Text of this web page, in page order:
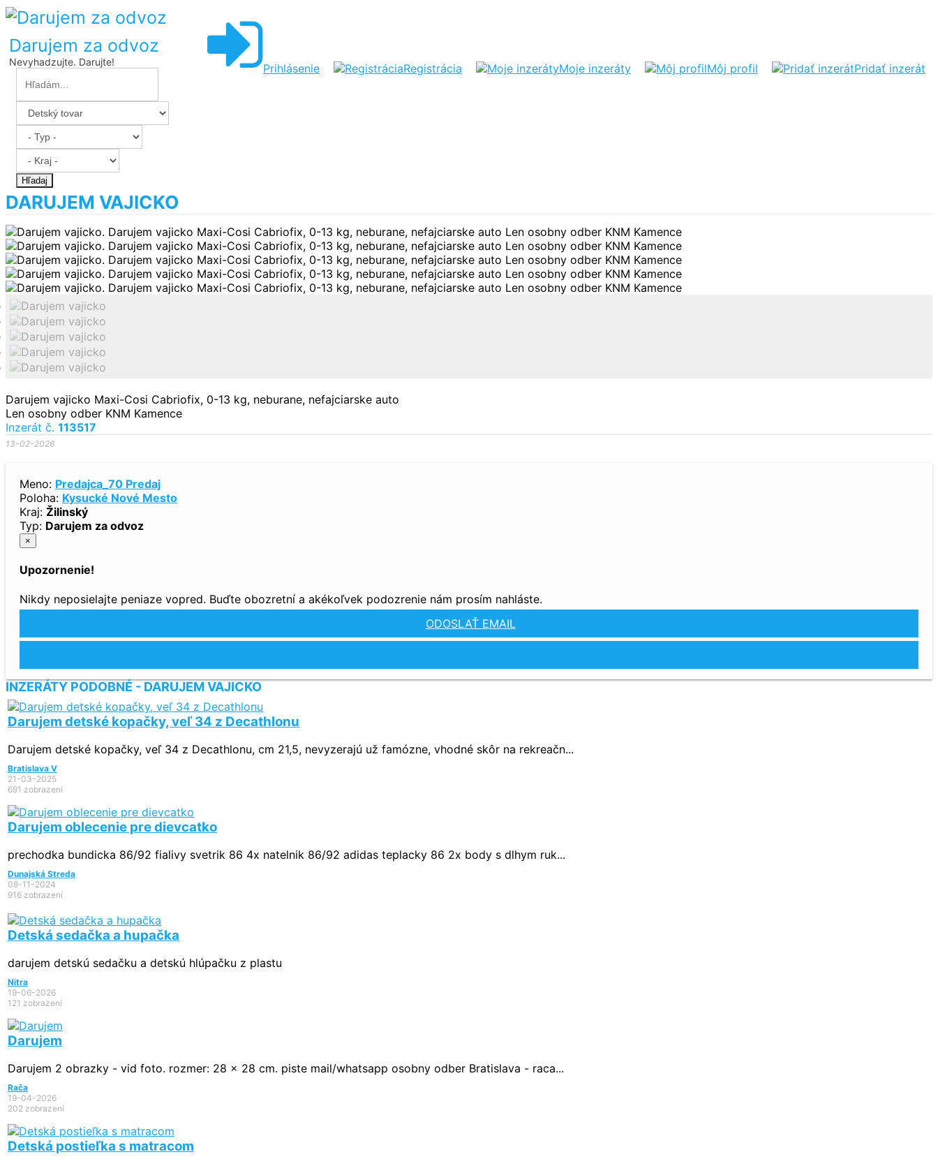
Prihlásenie Registrácia Moje inzeráty Môj profil Pridať inzerát
Darujem za odvoz
Nevyhadzujte. Darujte!
Hľadaj
DARUJEM VAJICKO
Darujem vajicko Maxi-Cosi Cabriofix, 0-13 kg, neburane, nefajciarske auto
Len osobny odber KNM Kamence
Inzerát č. 113517
13-02-2026
Meno: Predajca_70 Predaj
Poloha: Kysucké Nové Mesto
Kraj: Žilinský
Typ: Darujem za odvoz
×
Upozornenie!
Nikdy neposielajte peniaze vopred. Buďte obozretní a akékoľvek podozrenie nám prosím nahláste.
ODOSLAŤ EMAIL
INZERÁTY PODOBNÉ - DARUJEM VAJICKO
Darujem detské kopačky, veľ 34 z Decathlonu
Darujem detské kopačky, veľ 34 z Decathlonu, cm 21,5, nevyzerajú už famózne, vhodné skôr na rekreačn...
Bratislava V
21-03-2025
691 zobrazení
Darujem oblecenie pre dievcatko
prechodka bundicka 86/92 fialivy svetrik 86 4x natelnik 86/92 adidas teplacky 86 2x body s dlhym ruk...
Dunajská Streda
08-11-2024
916 zobrazení
Detská sedačka a hupačka
darujem detskú sedačku a detskú hlúpačku z plastu
Nitra
19-06-2026
121 zobrazení
Darujem
Darujem 2 obrazky - vid foto. rozmer: 28 x 28 cm. piste mail/whatsapp osobny odber Bratislava - raca...
Rača
19-04-2026
202 zobrazení
Detská postieľka s matracom